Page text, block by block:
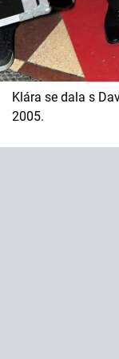
Klára se dala s
2005.